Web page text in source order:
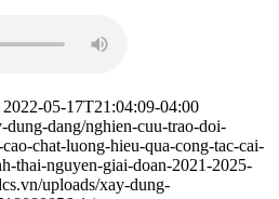
2022-05-17T21:04:09-04:00
dung-dang/nghien-cuu-trao-doi-
chat-luong-hieu-qua-cong-tac-cai-
thai-nguyen-giai-doan-2021-2025-
uploads/xay-dung-